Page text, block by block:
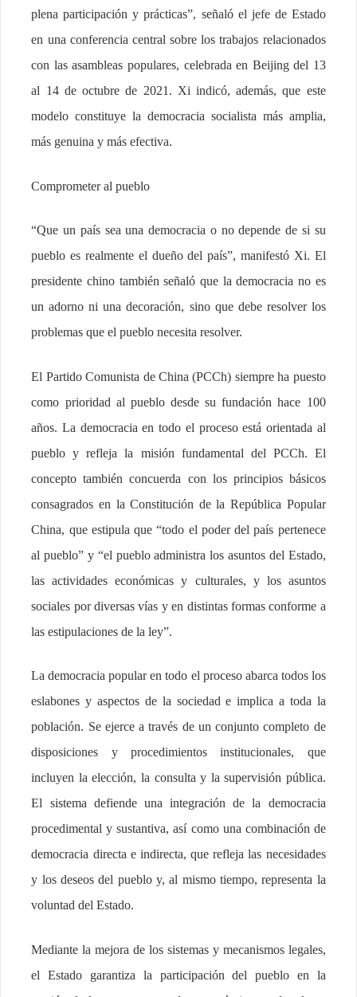
plena participación y prácticas”, señaló el jefe de Estado
en una conferencia central sobre los trabajos relacionados
con las asambleas populares, celebrada en Beijing del 13
al 14 de octubre de 2021. Xi indicó, además, que este
modelo constituye la democracia socialista más amplia,
más genuina y más efectiva.
Comprometer al pueblo
“Que un país sea una democracia o no depende de si su
pueblo es realmente el dueño del país”, manifestó Xi. El
presidente chino también señaló que la democracia no es
un adorno ni una decoración, sino que debe resolver los
problemas que el pueblo necesita resolver.
El Partido Comunista de China (PCCh) siempre ha puesto
como prioridad al pueblo desde su fundación hace 100
años. La democracia en todo el proceso está orientada al
pueblo y refleja la misión fundamental del PCCh. El
concepto también concuerda con los principios básicos
consagrados en la Constitución de la República Popular
China, que estipula que “todo el poder del país pertenece
al pueblo” y “el pueblo administra los asuntos del Estado,
las actividades económicas y culturales, y los asuntos
sociales por diversas vías y en distintas formas conforme a
las estipulaciones de la ley”.
La democracia popular en todo el proceso abarca todos los
eslabones y aspectos de la sociedad e implica a toda la
población. Se ejerce a través de un conjunto completo de
disposiciones y procedimientos institucionales, que
incluyen la elección, la consulta y la supervisión pública.
El sistema defiende una integración de la democracia
procedimental y sustantiva, así como una combinación de
democracia directa e indirecta, que refleja las necesidades
y los deseos del pueblo y, al mismo tiempo, representa la
voluntad del Estado.
Mediante la mejora de los sistemas y mecanismos legales,
el Estado garantiza la participación del pueblo en la